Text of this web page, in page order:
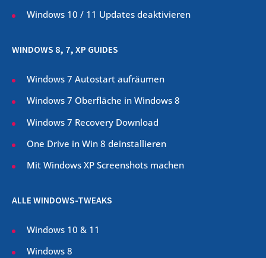
Windows 10 / 11 Updates deaktivieren
WINDOWS 8, 7, XP GUIDES
Windows 7 Autostart aufräumen
Windows 7 Oberfläche in Windows 8
Windows 7 Recovery Download
One Drive in Win 8 deinstallieren
Mit Windows XP Screenshots machen
ALLE WINDOWS-TWEAKS
Windows 10 & 11
Windows 8